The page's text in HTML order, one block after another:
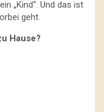
„Kind“. Und das ist
geht.
Hause?